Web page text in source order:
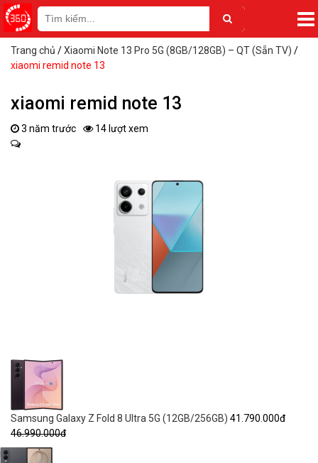
Trang chủ /Xiaomi Note 13 Pro 5G (8GB/128GB) – QT (Sẵn TV) /
xiaomi remid note 13
xiaomi remid note 13
3 năm trước 14 lượt xem
Samsung Galaxy Z Fold 8 Ultra 5G (12GB/256GB) 41.790.000đ
46.990.000đ